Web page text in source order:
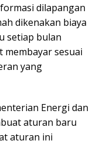
dilapangan
dikenakan biaya
setiap bulan
sesuai
yang
Energi dan
aturan baru
aturan ini